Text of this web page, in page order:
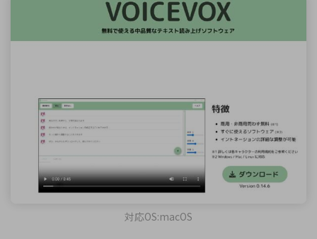
対応OS:macOS